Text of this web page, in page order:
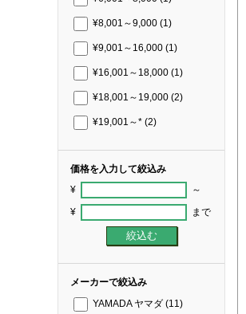
¥8,001～9,000 (1)
¥9,001～16,000 (1)
¥16,001～18,000 (1)
¥18,001～19,000 (2)
¥19,001～* (2)
価格を入力して絞込み
¥ ～
¥ まで
メーカーで絞込み
YAMADA ヤマダ (11)